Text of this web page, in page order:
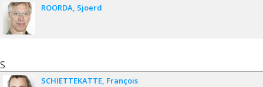
ROORDA Sjoerd
S
SCHIETTEKATTE François